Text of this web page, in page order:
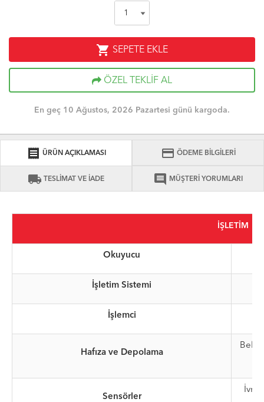
shopping_cart SEPETE EKLE
ÖZEL TEKLİF AL
En geç 10 Ağustos, 2026 Pazartesi günü kargoda.
receipt ÜRÜN AÇIKLAMASI credit_card ÖDEME BİLGİLERİ
local_shipping TESLİMAT VE İADE comment MÜŞTERİ YORUMLARI
İŞLETİM
Okuyucu
İşletim Sistemi
İşlemci
Hafıza ve Depolama
Sensörler